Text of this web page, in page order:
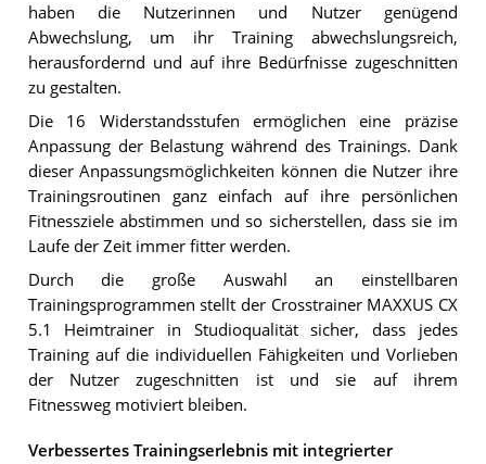
haben die Nutzerinnen und Nutzer genügend
Abwechslung, um ihr Training abwechslungsreich,
herausfordernd und auf ihre Bedürfnisse zugeschnitten
zu gestalten.
Die 16 Widerstandsstufen ermöglichen eine präzise
Anpassung der Belastung während des Trainings. Dank
dieser Anpassungsmöglichkeiten können die Nutzer ihre
Trainingsroutinen ganz einfach auf ihre persönlichen
Fitnessziele abstimmen und so sicherstellen, dass sie im
Laufe der Zeit immer fitter werden.
Durch die große Auswahl an einstellbaren
Trainingsprogrammen stellt der Crosstrainer MAXXUS CX
5.1 Heimtrainer in Studioqualität sicher, dass jedes
Training auf die individuellen Fähigkeiten und Vorlieben
der Nutzer zugeschnitten ist und sie auf ihrem
Fitnessweg motiviert bleiben.
Verbessertes Trainingserlebnis mit integrierter